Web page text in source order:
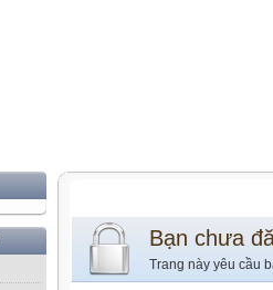
Bạn chưa
Trang này yêu cầu